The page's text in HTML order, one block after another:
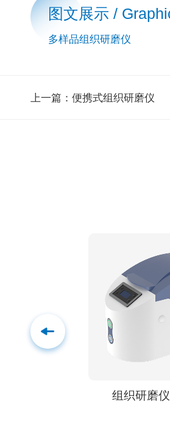
图文展示 /
多样品组织研磨仪
上一篇： 便携式组织研磨仪
高精度低温恒